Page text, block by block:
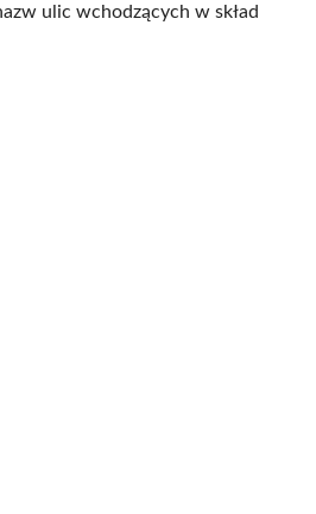
ulic wchodzących w skład